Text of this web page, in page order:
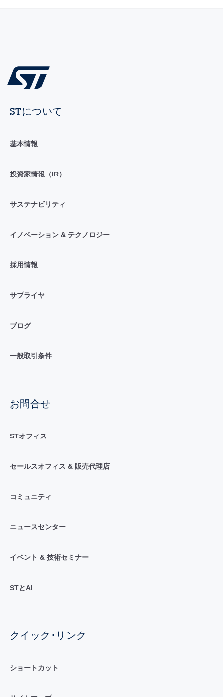
STについて
基本情報
投資家情報（IR）
サステナビリティ
イノベーション & テクノロジー
採用情報
サプライヤ
ブログ
一般取引条件
お問合せ
STオフィス
セールスオフィス & 販売代理店
コミュニティ
ニュースセンター
イベント & 技術セミナー
STとAI
クイック･リンク
ショートカット